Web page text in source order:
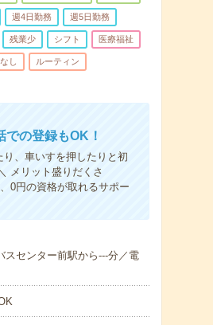
週4日勤務 週5日勤務
残業少 シフト 医療福祉
し ルーティン
の登録もOK！
、車いすを押したりと初
メリット盛りだくさ
0円の資格が取れるサポー
スセンター前駅から---分／電